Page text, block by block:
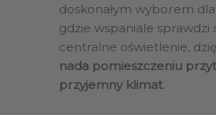
doskonałym wyborem
gdzie wspaniale sprawdzi
centralne oświetlenie,
nada pomieszczeniu
przyjemny klimat.